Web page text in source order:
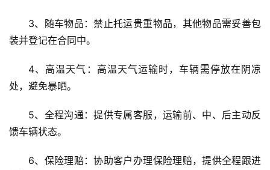
3、随车物品：禁止托运贵重物品，其他物品需妥善包
装并登记在合同中。
4、高温天气：高温天气运输时，车辆需停放在阴凉
处，避免暴晒。
5、全程沟通：提供专属客服，运输前、中、后主动反
馈车辆状态。
6、保险理赔：协助客户办理保险理赔，提供全程跟进